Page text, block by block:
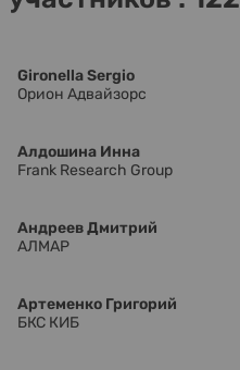
Gironella Sergio
Орион Адвайзорс
Алдошина Инна
Frank Research Group
Андреев Дмитрий
АЛМАР
Артеменко Григорий
БКС КИБ